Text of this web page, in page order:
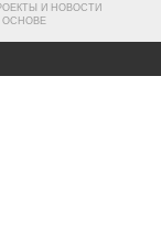
И НОВОСТИ
ОСНОВЕ